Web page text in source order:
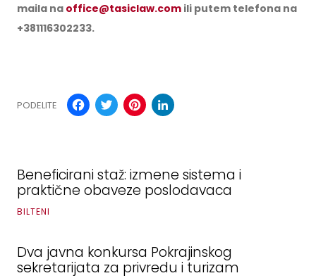
maila na office@tasiclaw.com ili putem telefona na
+381116302233.
PODELITE Facebook
TwitterPinterest
Beneficirani staž: izmene sistema i
praktične obaveze poslodavaca
BILTENI
Dva javna konkursa Pokrajinskog
sekretarijata za privredu i turizam